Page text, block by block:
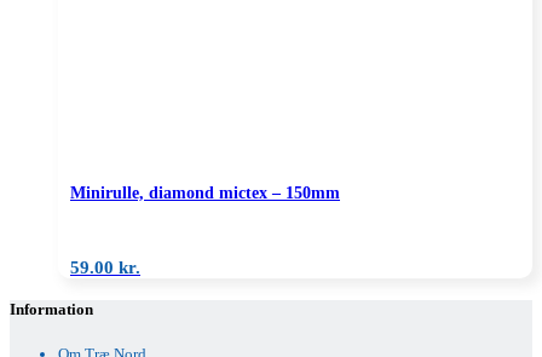
Minirulle, diamond mictex – 150mm
59.00 kr.
Information